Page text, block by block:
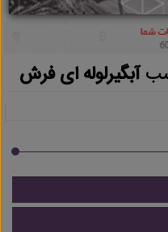
آبگیرلوله ای فرش